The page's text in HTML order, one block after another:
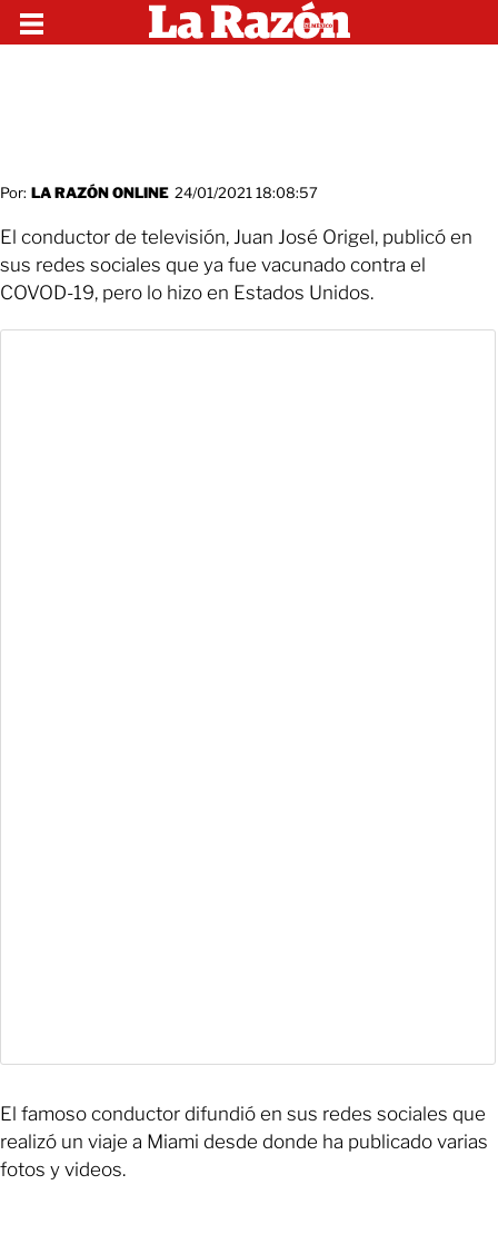
Por: LA RAZÓN ONLINE 24/01/2021 18:08:57
El conductor de televisión, Juan José Origel, publicó en
sus redes sociales que ya fue vacunado contra el
COVOD-19, pero lo hizo en Estados Unidos.
El famoso conductor difundió en sus redes sociales que
realizó un viaje a Miami desde donde ha publicado varias
fotos y videos.